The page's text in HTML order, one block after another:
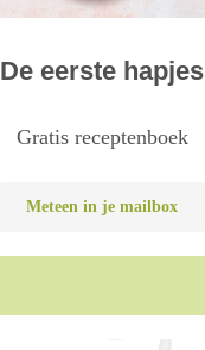
De eerste hapjes
Gratis receptenboek
Meteen in je mailbox